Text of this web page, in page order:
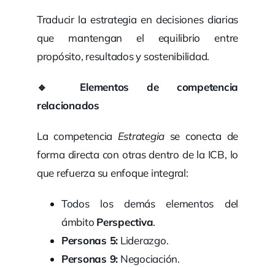
Traducir la estrategia en decisiones diarias
que mantengan el equilibrio entre
propósito, resultados y sostenibilidad.
🔹
Elementos de competencia
relacionados
La competencia Estrategia se conecta de
forma directa con otras dentro de la ICB, lo
que refuerza su enfoque integral:
Todos los demás elementos del
ámbito Perspectiva.
Personas 5: Liderazgo.
Personas 9: Negociación.